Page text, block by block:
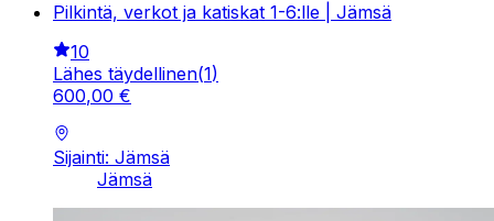
Pilkintä, verkot ja katiskat 1-6:lle | Jämsä
10
Lähes täydellinen(1)
600,00 €
Sijainti: Jämsä
Jämsä